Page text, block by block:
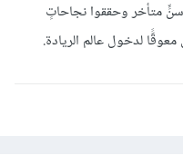
متأخر وحققوا نجاحاتٍ
لدخول عالم الريادة.